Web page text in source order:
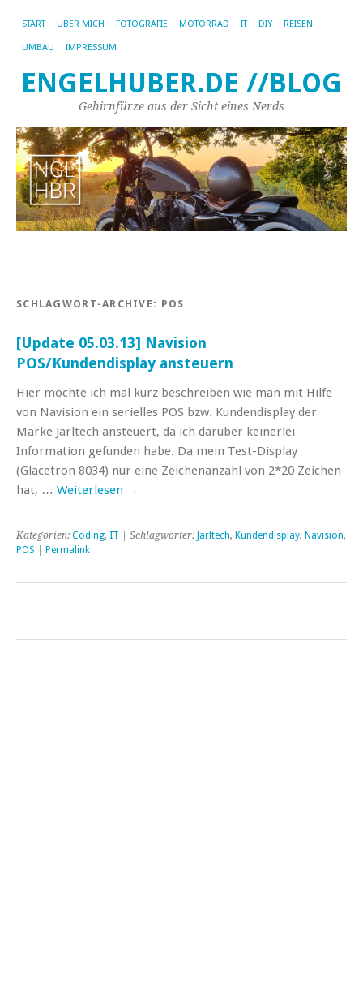
START ÜBER MICH FOTOGRAFIE MOTORRAD IT DIY REISEN
UMBAU IMPRESSUM
ENGELHUBER.DE //BLOG
Gehirnfürze aus der Sicht eines Nerds
SCHLAGWORT-ARCHIVE: POS
[Update 05.03.13] Navision
POS/Kundendisplay ansteuern
Hier möchte ich mal kurz beschreiben wie man mit Hilfe
von Navision ein serielles POS bzw. Kundendisplay der
Marke Jarltech ansteuert, da ich darüber keinerlei
Information gefunden habe. Da mein Test-Display
(Glacetron 8034) nur eine Zeichenanzahl von 2*20 Zeichen
hat, … Weiterlesen →
Kategorien: Coding, IT | Schlagwörter: Jarltech, Kundendisplay, Navision,
POS
Permalink